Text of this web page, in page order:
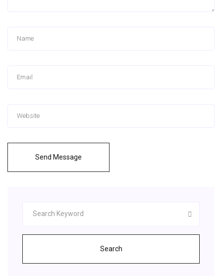
Send Message
Search